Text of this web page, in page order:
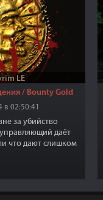
LE
/ Bounty Gold
в 02:50:41
за убийство
даёт
что дают слишком